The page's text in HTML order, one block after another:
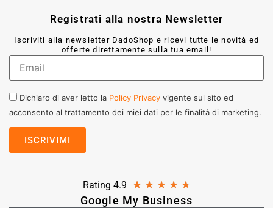
Registrati alla nostra Newsletter
Iscriviti alla newsletter DadoShop e ricevi tutte le novità ed
offerte direttamente sulla tua email!
Dichiaro di aver letto la Policy Privacy vigente sul sito ed
acconsento al trattamento dei miei dati per le finalità di marketing.
Rating 4.9 ★ ★ ★ ★ ★
Google My Business